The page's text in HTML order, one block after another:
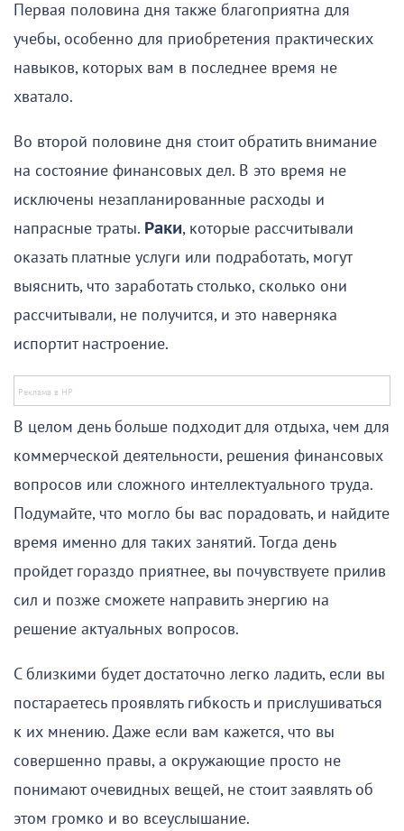
Первая половина дня также благоприятна для
учебы, особенно для приобретения практических
навыков, которых вам в последнее время не
хватало.
Во второй половине дня стоит обратить внимание
на состояние финансовых дел. В это время не
исключены незапланированные расходы и
напрасные траты. Раки, которые рассчитывали
оказать платные услуги или подработать, могут
выяснить, что заработать столько, сколько они
рассчитывали, не получится, и это наверняка
испортит настроение.
В целом день больше подходит для отдыха, чем для
коммерческой деятельности, решения финансовых
вопросов или сложного интеллектуального труда.
Подумайте, что могло бы вас порадовать, и найдите
время именно для таких занятий. Тогда день
пройдет гораздо приятнее, вы почувствуете прилив
сил и позже сможете направить энергию на
решение актуальных вопросов.
С близкими будет достаточно легко ладить, если вы
постараетесь проявлять гибкость и прислушиваться
к их мнению. Даже если вам кажется, что вы
совершенно правы, а окружающие просто не
понимают очевидных вещей, не стоит заявлять об
этом громко и во всеуслышание.